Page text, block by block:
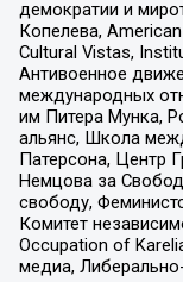
демократии и
Копелева,
Cultural Vistas,
Антивоенное
международных
им Питера Мунка,
альянс, Школа
Патерсона, Центр
Немцова за
свободу,
Комитет
Occupation of
медиа,